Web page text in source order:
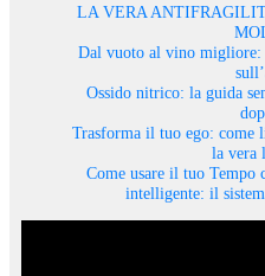
LA VERA
Dal vuoto al vino migliore:
Ossido nitrico: la guida
Trasforma il tuo ego: come
la vera
Come usare il tuo Tempo
intelligente: il